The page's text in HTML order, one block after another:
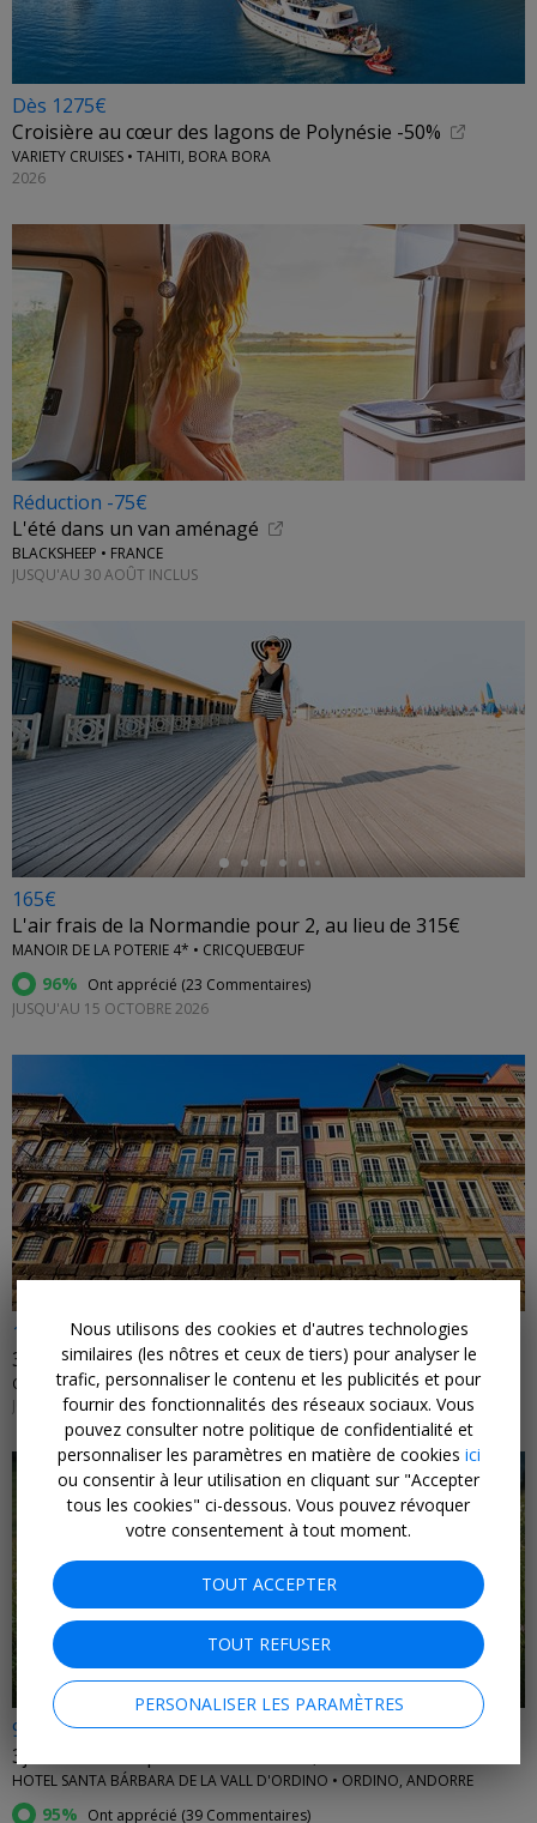
Dès 1275€
Croisière au cœur des lagons de Polynésie -50%
VARIETY CRUISES • TAHITI, BORA BORA
2026
Réduction -75€
L'été dans un van aménagé
BLACKSHEEP • FRANCE
JUSQU'AU 30 AOÛT INCLUS
←
165€
L'air frais de la Normandie pour 2, au lieu de 315€
MANOIR DE LA POTERIE 4* • CRICQUEBŒUF
96% Ont apprécié (23 Commentaires)
JUSQU'AU 15 OCTOBRE 2026
←
138€
3 jours à 2 à Porto, au lieu de 291€
OCA RIBEIRA DO PORTO APARTMENTS • PORTO
JUSQU'AU 28 FÉVRIER 2027
99€
3j de fraîcheur pour 2 en Andorre, au lieu de 187€
HOTEL SANTA BÁRBARA DE LA VALL D'ORDINO • ORDINO, ANDORRE
95% Ont apprécié (39 Commentaires)
Nous utilisons des cookies et d'autres technologies
similaires (les nôtres et ceux de tiers) pour analyser le
trafic, personnaliser le contenu et les publicités et pour
fournir des fonctionnalités des réseaux sociaux. Vous
pouvez consulter notre politique de confidentialité et
personnaliser les paramètres en matière de cookies ici
ou consentir à leur utilisation en cliquant sur "Accepter
tous les cookies" ci-dessous. Vous pouvez révoquer
votre consentement à tout moment.
TOUT ACCEPTER
TOUT REFUSER
PERSONALISER LES PARAMÈTRES